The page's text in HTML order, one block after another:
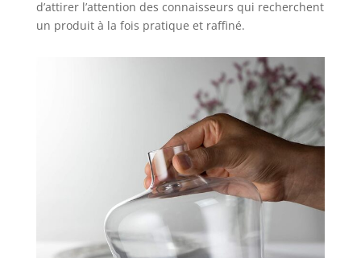
d’attirer l’attention des connaisseurs qui recherchent
un produit à la fois pratique et raffiné.